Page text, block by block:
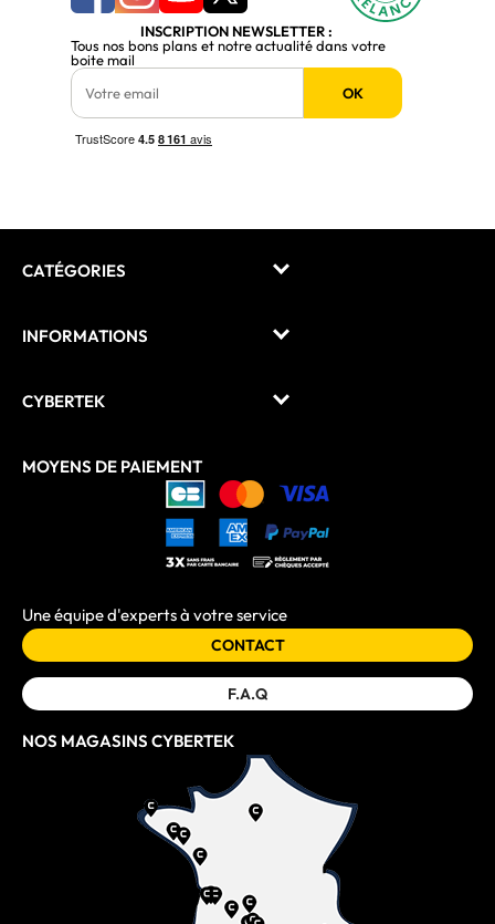
INSCRIPTION NEWSLETTER :
Tous nos bons plans et notre actualité dans votre
boite mail
OK
CATÉGORIES
INFORMATIONS
CYBERTEK
MOYENS DE PAIEMENT
Une équipe d'experts à votre service
CONTACT
F.A.Q
NOS MAGASINS CYBERTEK